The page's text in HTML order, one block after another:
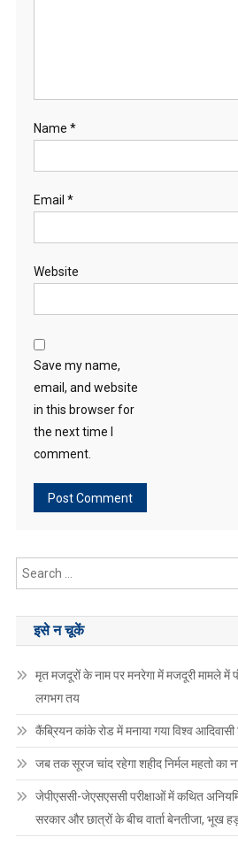
Name *
Email *
Website
Save my name,
email, and website
in this browser for
the next time I
comment.
इसे न चूकें
मृत मजदूरों के नाम पर मनरेगा में मजदूरी मामले में
लगभग तय
कैंब्रियन कांके रोड में मनाया गया विश्व आदिवासी
जब तक सूरज चांद रहेगा शहीद निर्मल महतो का
जेपीएससी-जेएसएससी परीक्षाओं में कथित
सरकार और छात्रों के बीच वार्ता बेनतीजा, भूख